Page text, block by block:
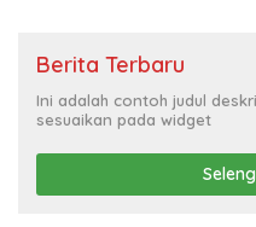
Berita Terbaru
Ini adalah contoh judul
sesuaikan pada widget